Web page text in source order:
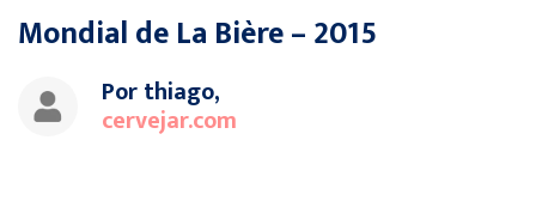
Mondial de La Bière – 2015
Por thiago,
cervejar.com